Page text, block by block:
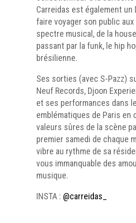
Carreidas est également un
faire voyager son public
spectre musical, de la
passant par la funk, le hip
brésilienne.
Ses sorties (avec S-Pazz)
Neuf Records, Djoon
et ses performances dans
emblématiques de Paris en
valeurs sûres de la scène
premier samedi de chaque
vibre au rythme de sa
vous immanquable des
musique.
INSTA : @carreidas_